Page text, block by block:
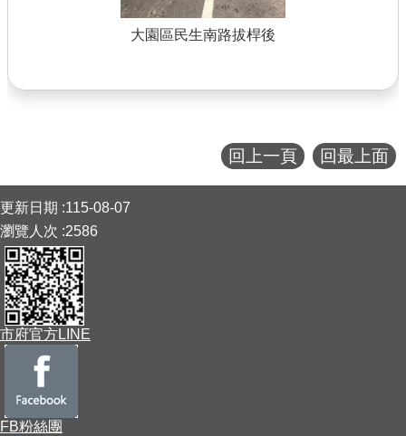
大園區民生南路拔桿後
回上一頁 回最上面
更新日期
115-08-07
瀏覽人次 2586
市府官方LINE
FB粉絲團